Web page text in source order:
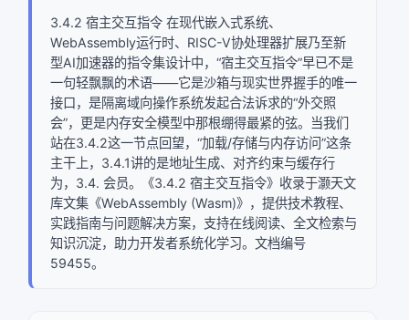
3.4.2 宿主交互指令 在现代嵌入式系统、
WebAssembly运行时、RISC-V协处理器扩展乃至新
型AI加速器的指令集设计中，“宿主交互指令”早已不是
一句轻飘飘的术语——它是沙箱与现实世界握手的唯一
接口，是隔离域向操作系统发起合法诉求的“外交照
会”，更是内存安全模型中那根绷得最紧的弦。当我们
站在3.4.2这一节点回望，“加载/存储与内存访问”这条
主干上，3.4.1讲的是地址生成、对齐约束与缓存行
为，3.4. 会员。《3.4.2 宿主交互指令》收录于灏天文
库文集《WebAssembly (Wasm)》，提供技术教程、
实践指南与问题解决方案，支持在线阅读、全文检索与
知识沉淀，助力开发者系统化学习。文档编号
59455。